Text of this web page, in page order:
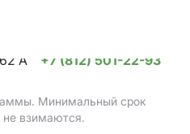
А
+7 (812) 501-22-93
Минимальный срок
взимаются.